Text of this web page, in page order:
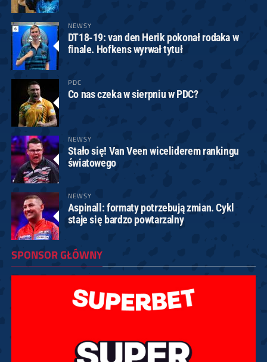
NEWSY
DT18-19: van den Herik pokonał rodaka w
finale. Hofkens wyrwał tytuł
PDC
Co nas czeka w sierpniu w PDC?
NEWSY
Stało się! Van Veen wiceliderem rankingu
światowego
NEWSY
Aspinall: formaty potrzebują zmian. Cykl
staje się bardzo powtarzalny
SPONSOR GŁÓWNY